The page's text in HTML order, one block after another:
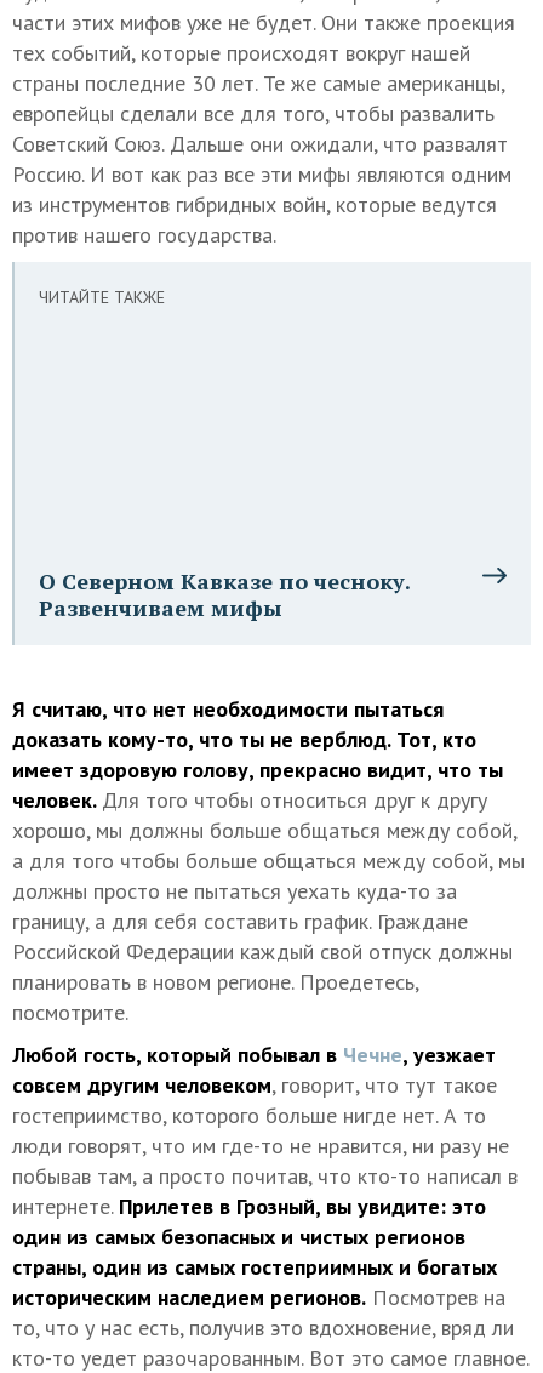
части этих мифов уже не будет. Они также проекция
тех событий, которые происходят вокруг нашей
страны последние 30 лет. Те же самые американцы,
европейцы сделали все для того, чтобы развалить
Советский Союз. Дальше они ожидали, что развалят
Россию. И вот как раз все эти мифы являются одним
из инструментов гибридных войн, которые ведутся
против нашего государства.
ЧИТАЙТЕ ТАКЖЕ
О Северном Кавказе по чесноку.
Развенчиваем мифы
Я считаю, что нет необходимости пытаться
доказать кому-то, что ты не верблюд. Тот, кто
имеет здоровую голову, прекрасно видит, что ты
человек. Для того чтобы относиться друг к другу
хорошо, мы должны больше общаться между собой,
а для того чтобы больше общаться между собой, мы
должны просто не пытаться уехать куда-то за
границу, а для себя составить график. Граждане
Российской Федерации каждый свой отпуск должны
планировать в новом регионе. Проедетесь,
посмотрите.
Любой гость, который побывал в Чечне, уезжает
совсем другим человеком, говорит, что тут такое
гостеприимство, которого больше нигде нет. А то
люди говорят, что им где-то не нравится, ни разу не
побывав там, а просто почитав, что кто-то написал в
интернете. Прилетев в Грозный, вы увидите: это
один из самых безопасных и чистых регионов
страны, один из самых гостеприимных и богатых
историческим наследием регионов. Посмотрев на
то, что у нас есть, получив это вдохновение, вряд ли
кто-то уедет разочарованным. Вот это самое главное.